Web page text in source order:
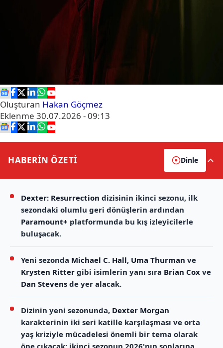
Oluşturan Hakan Göçmez
Eklenme 30.07.2026 - 09:13
HABERİN ÖZETİ Dinle
Dexter: Resurrection dizisinin ikinci sezonu, ilk
sezondaki olumlu geri dönüşlerin ardından
Paramount+ platformunda bu kış izleyicilerle
buluşacak.
Yeni sezonda Michael C. Hall, Uma Thurman ve
Krysten Ritter gibi isimlerin yanı sıra Brian Cox ve
Dan Stevens de yer alacak.
Dizinin yeni sezonunda, Dexter Morgan
karakterinin iki seri katille karşılaşması ve orta
yaş kriziyle mücadelesi önemli bir tema olarak